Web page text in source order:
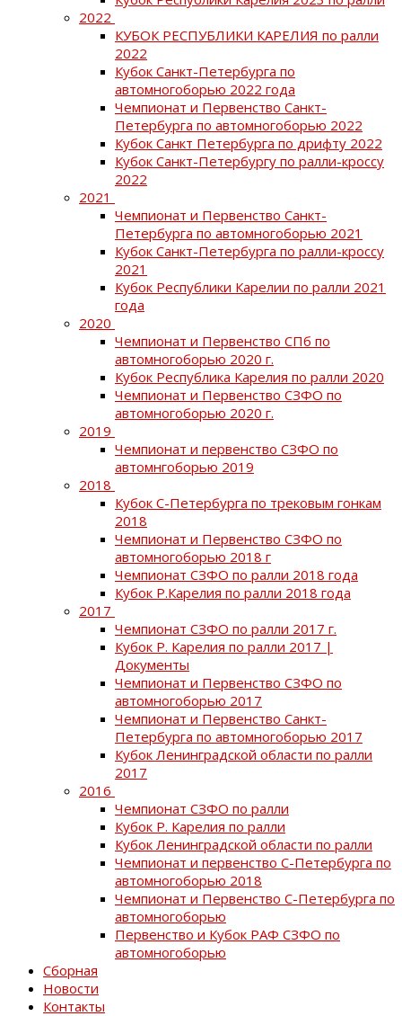
2022
КУБОК РЕСПУБЛИКИ КАРЕЛИЯ по ралли
2022
Кубок Санкт-Петербурга по
автомногоборью 2022 года
Чемпионат и Первенство Санкт-
Петербурга по автомногоборью 2022
Кубок Санкт Петербурга по дрифту 2022
Кубок Санкт-Петербургу по ралли-кроссу
2022
2021
Чемпионат и Первенство Санкт-
Петербурга по автомногоборью 2021
Кубок Санкт-Петербурга по ралли-кроссу
2021
Кубок Республики Карелии по ралли 2021
года
2020
Чемпионат и Первенство СПб по
автомногоборью 2020 г.
Кубок Республика Карелия по ралли 2020
Чемпионат и Первенство СЗФО по
автомногоборью 2020 г.
2019
Чемпионат и первенство СЗФО по
автомнгоборью 2019
2018
Кубок С-Петербурга по трековым гонкам
2018
Чемпионат и Первенство СЗФО по
автомногоборью 2018 г
Чемпионат СЗФО по ралли 2018 года
Кубок Р.Карелия по ралли 2018 года
2017
Чемпионат СЗФО по ралли 2017 г.
Кубок Р. Карелия по ралли 2017 |
Документы
Чемпионат и Первенство СЗФО по
автомногоборью 2017
Чемпионат и Первенство Санкт-
Петербурга по автомногоборью 2017
Кубок Ленинградской области по ралли
2017
2016
Чемпионат СЗФО по ралли
Кубок Р. Карелия по ралли
Кубок Ленинградской области по ралли
Чемпионат и первенство С-Петербурга по
автомногоборью 2018
Чемпионат и Первенство С-Петербурга по
автомногоборью
Первенство и Кубок РАФ СЗФО по
автомногоборью
Сборная
Новости
Контакты